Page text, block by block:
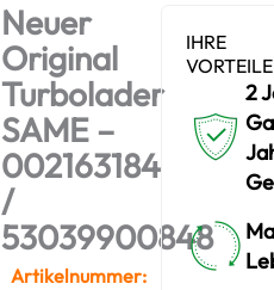
Neuer
Original
Turbolader
SAME –
002163184
/
53039900848
Artikelnummer:
IHRE
VORTEILE
2